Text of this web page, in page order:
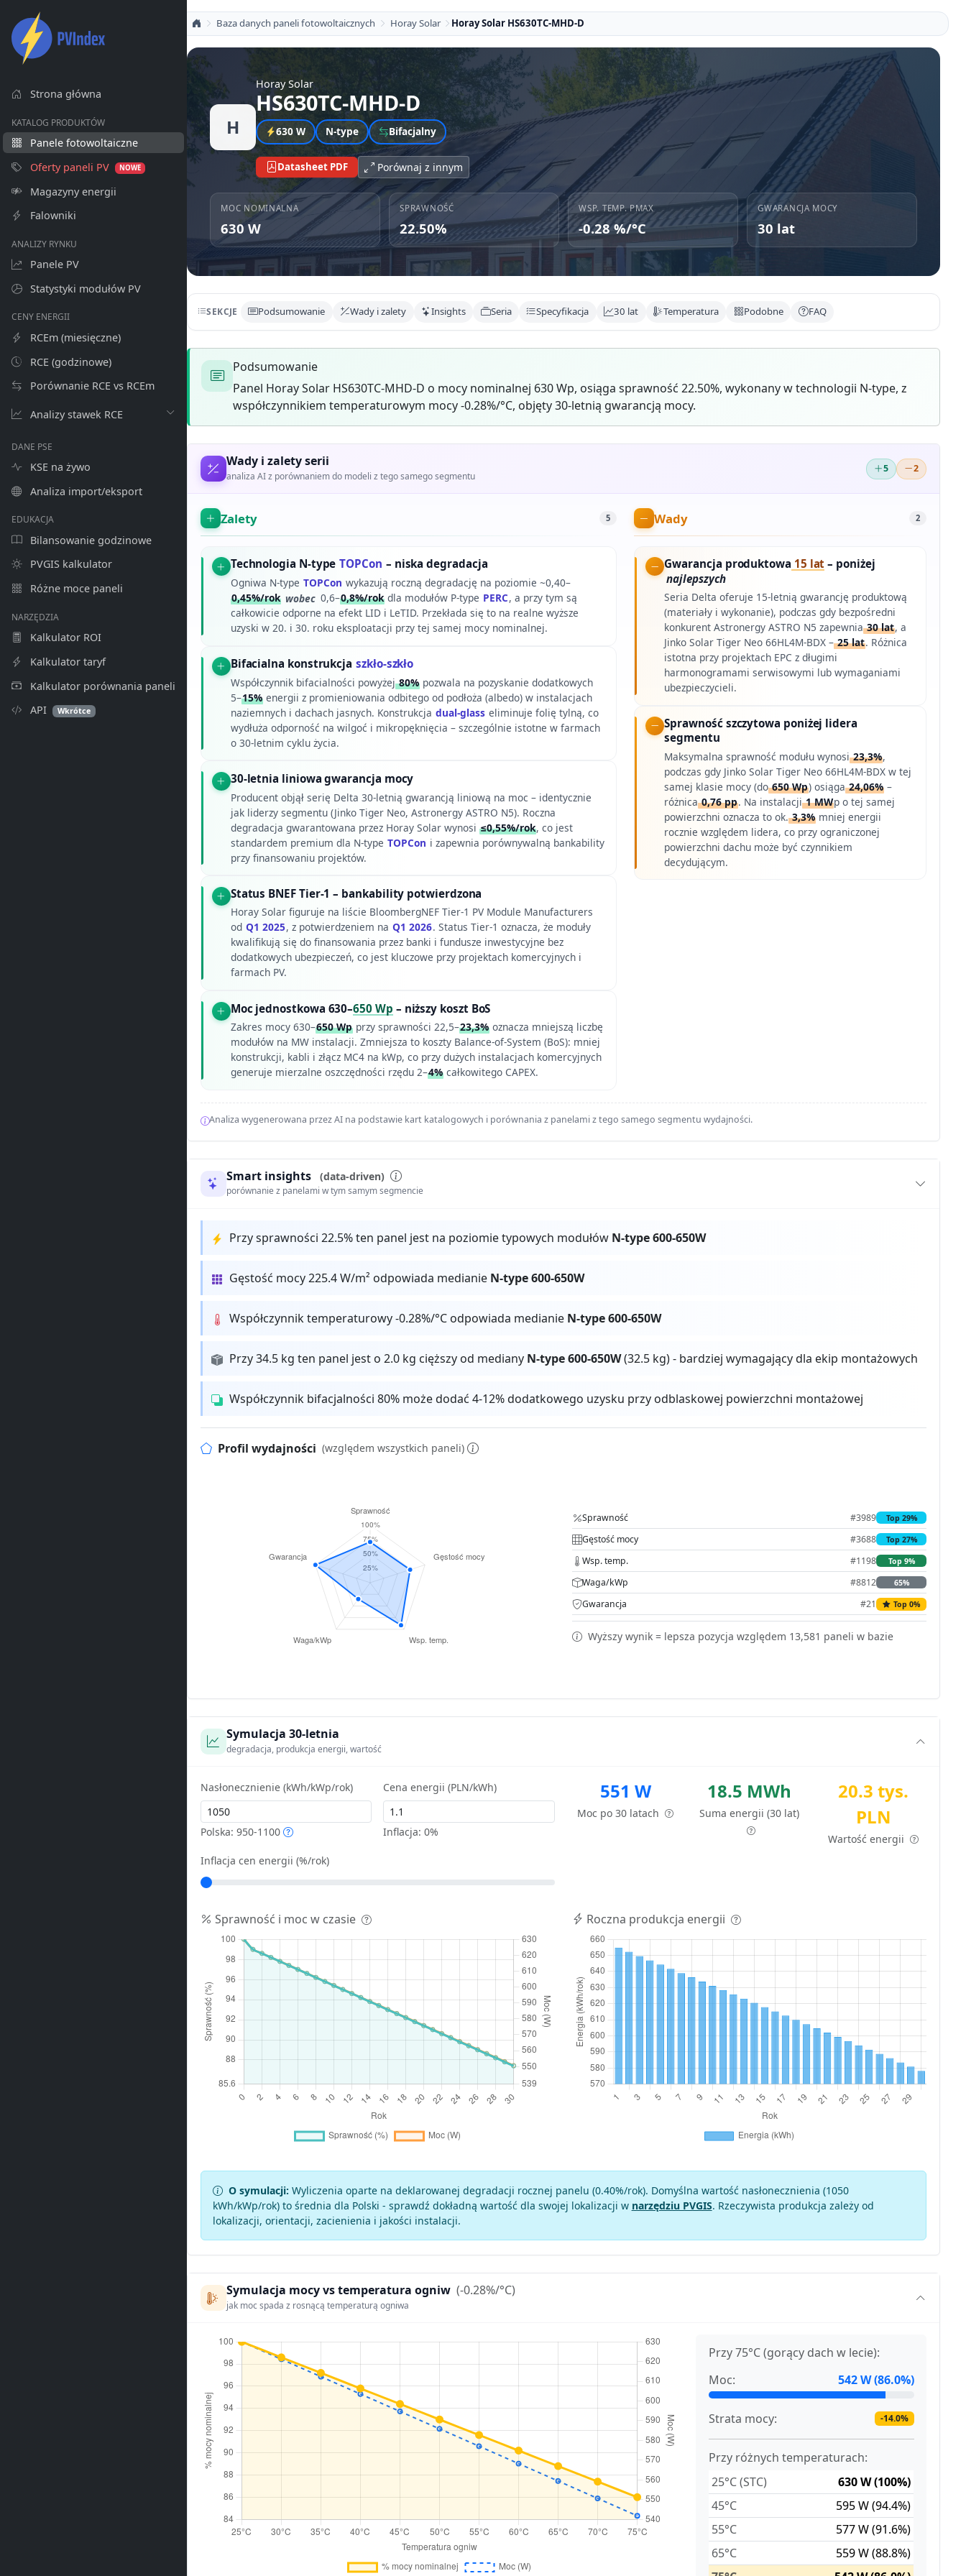
Strona główna
KATALOG PRODUKTÓW
Panele fotowoltaiczne
Oferty paneli PV
NOWE
Magazyny energii
Falowniki
ANALIZY RYNKU
Panele PV
Statystyki modułów PV
CENY ENERGII
RCEm (miesięczne)
RCE (godzinowe)
Porównanie RCE vs RCEm
Analizy stawek RCE
DANE PSE
KSE na żywo
Analiza import/eksport
EDUKACJA
Bilansowanie godzinowe
PVGIS kalkulator
Różne moce paneli
NARZĘDZIA
Kalkulator ROI
Kalkulator taryf
Kalkulator porównania paneli
API
Wkrótce
Baza danych paneli fotowoltaicznych Horay Solar Horay Solar HS630TC-MHD-D
H
Horay Solar
HS630TC-MHD-D
630 W N-type Bifacjalny
Datasheet PDF Porównaj z innym
MOC NOMINALNA
630 W
SPRAWNOŚĆ
22.50%
WSP. TEMP. PMAX
-0.28 %/°C
GWARANCJA MOCY
30 lat
SEKCJE Podsumowanie Wady i zalety Insights Seria Specyfikacja 30 lat Temperatura Podobne FAQ
Podsumowanie
Panel Horay Solar HS630TC-MHD-D o mocy nominalnej 630 Wp, osiąga sprawność 22.50%, wykonany w technologii N-type, z
współczynnikiem temperaturowym mocy -0.28%/°C, objęty 30-letnią gwarancją mocy.
Wady i zalety serii
analiza AI z porównaniem do modeli z tego samego segmentu
5 2
Zalety 5
Technologia N-type TOPCon – niska degradacja
Ogniwa N-type TOPCon wykazują roczną degradację na poziomie ~0,40–
0,45%/rok wobec 0,6–0,8%/rokdla modułów P-type PERC, a przy tym są
całkowicie odporne na efekt LID i LeTID. Przekłada się to na realne wyższe
uzyski w 20. i 30. roku eksploatacji przy tej samej mocy nominalnej.
Bifacialna konstrukcja szkło-szkło
Współczynnik bifacialności powyżej80%pozwala na pozyskanie dodatkowych
5–15%energii z promieniowania odbitego od podłoża (albedo) w instalacjach
naziemnych i dachach jasnych. Konstrukcja dual-glass eliminuje folię tylną, co
wydłuża odporność na wilgoć i mikropęknięcia – szczególnie istotne w farmach
o 30-letnim cyklu życia.
30-letnia liniowa gwarancja mocy
Producent objął serię Delta 30-letnią gwarancją liniową na moc – identycznie
jak liderzy segmentu (Jinko Tiger Neo, Astronergy ASTRO N5). Roczna
degradacja gwarantowana przez Horay Solar wynosi ≤0,55%/rok, co jest
standardem premium dla N-type TOPCon i zapewnia porównywalną bankability
przy finansowaniu projektów.
Status BNEF Tier-1 – bankability potwierdzona
Horay Solar figuruje na liście BloombergNEF Tier-1 PV Module Manufacturers
od Q1 2025, z potwierdzeniem na Q1 2026. Status Tier-1 oznacza, że moduły
kwalifikują się do finansowania przez banki i fundusze inwestycyjne bez
dodatkowych ubezpieczeń, co jest kluczowe przy projektach komercyjnych i
farmach PV.
Moc jednostkowa 630–650 Wp – niższy koszt BoS
Zakres mocy 630–650 Wpprzy sprawności 22,5–23,3%oznacza mniejszą liczbę
modułów na MW instalacji. Zmniejsza to koszty Balance-of-System (BoS): mniej
konstrukcji, kabli i złącz MC4 na kWp, co przy dużych instalacjach komercyjnych
generuje mierzalne oszczędności rzędu 2–4%całkowitego CAPEX.
Wady 2
Gwarancja produktowa 15 lat – poniżej
najlepszych
Seria Delta oferuje 15-letnią gwarancję produktową
(materiały i wykonanie), podczas gdy bezpośredni
konkurent Astronergy ASTRO N5 zapewnia30 lat, a
Jinko Solar Tiger Neo 66HL4M-BDX –25 lat. Różnica
istotna przy projektach EPC z długimi
harmonogramami serwisowymi lub wymaganiami
ubezpieczycieli.
Sprawność szczytowa poniżej lidera
segmentu
Maksymalna sprawność modułu wynosi23,3%,
podczas gdy Jinko Solar Tiger Neo 66HL4M-BDX w tej
samej klasie mocy (do650 Wp) osiąga24,06% –
różnica0,76 pp. Na instalacji1 MWp o tej samej
powierzchni oznacza to ok.3,3% mniej energii
rocznie względem lidera, co przy ograniczonej
powierzchni dachu może być czynnikiem
decydującym.
Analiza wygenerowana przez AI na podstawie kart katalogowych i porównania z panelami z tego samego segmentu wydajności.
Smart insights (data-driven)
porównanie z panelami w tym samym segmencie
Przy sprawności 22.5% ten panel jest na poziomie typowych modułów N-type 600-650W
Gęstość mocy 225.4 W/m² odpowiada medianie N-type 600-650W
Współczynnik temperaturowy -0.28%/°C odpowiada medianie N-type 600-650W
Przy 34.5 kg ten panel jest o 2.0 kg cięższy od mediany N-type 600-650W(32.5 kg) - bardziej wymagający dla ekip montażowych
Współczynnik bifacjalności 80% może dodać 4-12% dodatkowego uzysku przy odblaskowej powierzchni montażowej
Profil wydajności (względem wszystkich paneli)
Sprawność #3989 Top 29%
Gęstość mocy #3688 Top 27%
Wsp. temp. #1198 Top 9%
Waga/kWp #8812 65%
Gwarancja #21 Top 0%
Wyższy wynik = lepsza pozycja względem 13,581 paneli w bazie
Symulacja 30-letnia
degradacja, produkcja energii, wartość
Nasłonecznienie (kWh/kWp/rok)
Polska: 950-1100
Cena energii (PLN/kWh)
Inflacja:0%
Inflacja cen energii (%/rok)
551 W
Moc po 30 latach
18.5 MWh
Suma energii (30 lat)
20.3 tys.
PLN
Wartość energii
Sprawność i moc w czasie Roczna produkcja energii
O symulacji: Wyliczenia oparte na deklarowanej degradacji rocznej panelu (0.40%/rok). Domyślna wartość nasłonecznienia (1050
kWh/kWp/rok) to średnia dla Polski - sprawdź dokładną wartość dla swojej lokalizacji w narzędziu PVGIS. Rzeczywista produkcja zależy od
lokalizacji, orientacji, zacienienia i jakości instalacji.
Symulacja mocy vs temperatura ogniw (-0.28%/°C)
jak moc spada z rosnącą temperaturą ogniwa
Przy 75°C (gorący dach w lecie):
Moc:
542 W (86.0%)
Strata mocy: -14.0%
Przy różnych temperaturach:
25°C (STC)
630 W (100%)
45°C
595 W (94.4%)
55°C
577 W (91.6%)
65°C
559 W (88.8%)